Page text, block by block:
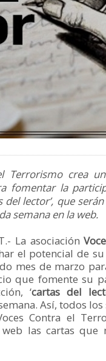
Terrorismo crea
fomentar la
del lector’, que
semana en la web.
La asociación
el potencial de
mes de marzo
que fomente su
‘cartas del
Así, todos
Contra el
las cartas que